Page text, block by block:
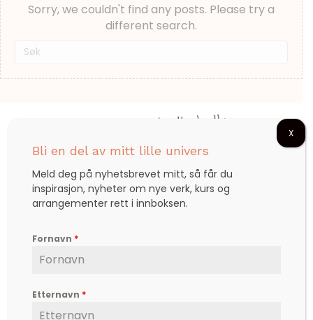
Sorry, we couldn't find any posts. Please try a
different search.
Björg er en etterspurt kunstner, inspirator,
forfatter og foredragsholder, som formidler
og ikke minst mot – til å leve det livet som vi
drømmer om.
Kontakt
Bli en del av mitt lille univers
Meld deg på nyhetsbrevet mitt, så får du
inspirasjon, nyheter om nye verk, kurs og
arrangementer rett i innboksen.
Fornavn *
Etternavn *
X